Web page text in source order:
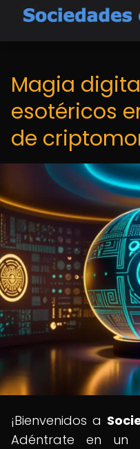
Magia
esotéricos
de
¡Bienvenidos a
Adéntrate en un